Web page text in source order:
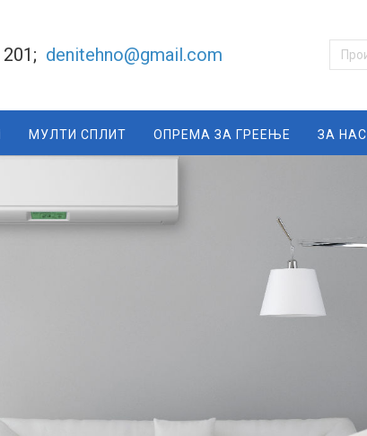
denitehno@gmail.com
МУЛТИ СПЛИТ ОПРЕМА ЗА ГРЕЕЊЕ ЗА НАС